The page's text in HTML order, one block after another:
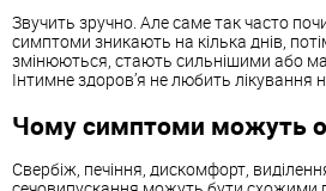
Звучить зручно. Але саме так часто
симптоми зникають на кілька днів,
змінюються, стають сильнішими або
Інтимне здоров’я не любить лікування
Чому симптоми можуть
Свербіж, печіння, дискомфорт,